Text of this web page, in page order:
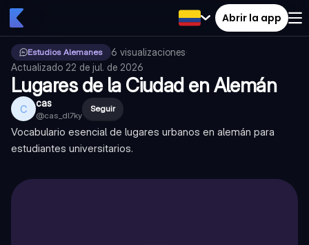
Abrir la app
Estudios Alemanes 6 visualizaciones·
Actualizado 22 de jul. de 2026
Lugares de la Ciudad en Alemán
C cas
@cas_dl7ky
Seguir
Vocabulario esencial de lugares urbanos en alemán para
estudiantes universitarios.